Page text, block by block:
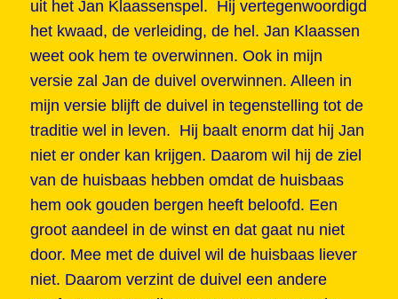
uit het Jan Klaassenspel. Hij vertegenwoordigd
het kwaad, de verleiding, de hel. Jan Klaassen
weet ook hem te overwinnen. Ook in mijn
versie zal Jan de duivel overwinnen. Alleen in
mijn versie blijft de duivel in tegenstelling tot de
traditie wel in leven. Hij baalt enorm dat hij Jan
niet er onder kan krijgen. Daarom wil hij de ziel
van de huisbaas hebben omdat de huisbaas
hem ook gouden bergen heeft beloofd. Een
groot aandeel in de winst en dat gaat nu niet
door. Mee met de duivel wil de huisbaas liever
niet. Daarom verzint de duivel een andere